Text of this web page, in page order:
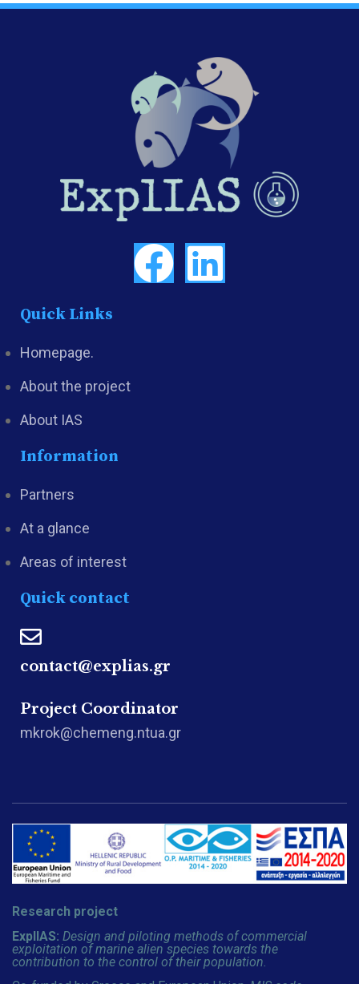
Quick Links
Homepage.
About the project
About IAS
Information
Partners
At a glance
Areas of interest
Quick contact
contact@explias.gr
Project Coordinator
mkrok@chemeng.ntua.gr
Research project
ExplIAS: Design and piloting methods of commercial
exploitation of marine alien species towards the
contribution to the control of their population.